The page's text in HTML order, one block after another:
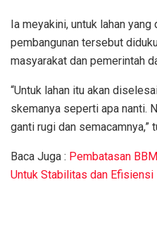
Ia meyakini, untuk lahan yang
pembangunan tersebut
masyarakat dan pemerintah
“Untuk lahan itu akan
skemanya seperti apa nanti.
ganti rugi dan semacamnya,”
Baca Juga : Pembatasan
Untuk Stabilitas dan Efisiensi